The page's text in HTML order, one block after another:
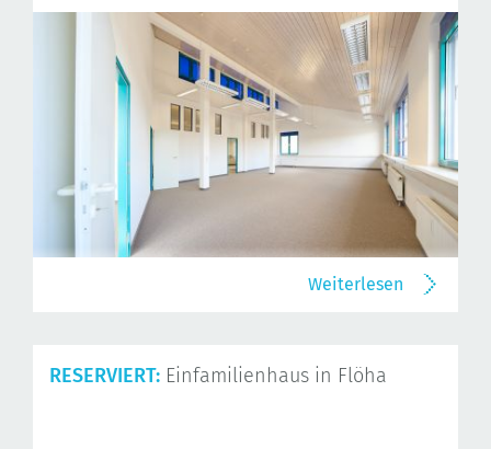
Weiterlesen
RESERVIERT: Einfamilienhaus in Flöha